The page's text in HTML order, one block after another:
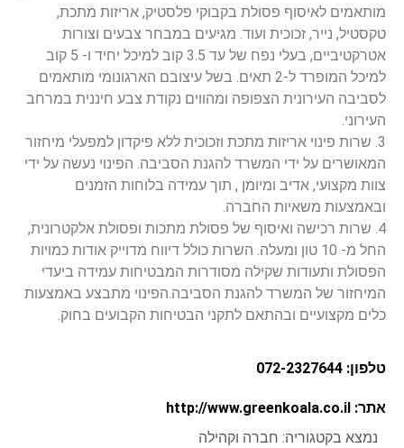
מותאמים לאיסוף פסולת בקבוקי פלסטיק, אריזות מתכת,
טקסטיל, נייר, זכוכית ועוד. מגיעים במבחר צבעים וצורות
אטרקטיביים, בעלי נפח של עד 3.5 קוב למיכל יחיד ו- 5 קוב
למיכל המופרד ל-2 תאים. בשל עיצובם הארגונומי מותאמים
לסביבה העירונית הצפופה ומהווים נקודת צבע חיננית במרחב
העירוני.
3. שרות פינוי אריזות מתכת וזכוכית ללא פיקדון למפעלי מיחזור
המאושרים על ידי המשרד להגנת הסביבה. הפינוי נעשה על ידי
צוות מקצועי, אדיב ומיומן , תוך עמידה בלוחות הזמנים
ובאמצעות משאיות החברה.
4. שרות רכישה ואיסוף של פסולת מתכות ופסולת אלקטרונית,
החל מ- 10 טון ומעלה. השרות כולל דיווח מדוייק אודות כמויות
הפסולת ותעודות שקילה מסודרות המבטיחות עמידה ביעדי
המיחזור של המשרד להגנת הסביבה.הפינוי מתבצע באמצעות
כלים מקצועיים ובהתאם לתקני הבטיחות הקבועים בחוק.
טלפון: 072-2327644
אתר: http://www.greenkoala.co.il
נמצא בקטגוריה: חברה וקהילה